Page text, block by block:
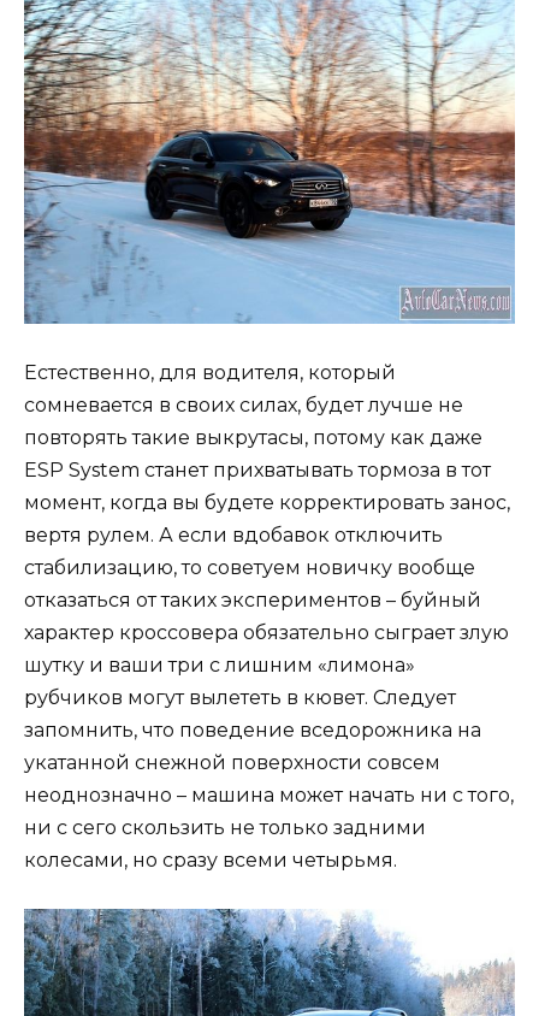
Естественно, для водителя, который
сомневается в своих силах, будет лучше не
повторять такие выкрутасы, потому как даже
ESP System станет прихватывать тормоза в тот
момент, когда вы будете корректировать занос,
вертя рулем. А если вдобавок отключить
стабилизацию, то советуем новичку вообще
отказаться от таких экспериментов – буйный
характер кроссовера обязательно сыграет злую
шутку и ваши три с лишним «лимона»
рубчиков могут вылететь в кювет. Следует
запомнить, что поведение вседорожника на
укатанной снежной поверхности совсем
неоднозначно – машина может начать ни с того,
ни с сего скользить не только задними
колесами, но сразу всеми четырьмя.